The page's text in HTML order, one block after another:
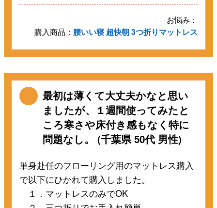
お悩み：
購入商品： 腰いい寝 超快朝 3つ折りマットレス
最初は薄くて大丈夫かなと思い
ましたが、１週間使ってみたと
ころ寒さや床付き感もなく特に
問題なし。 (千葉県 50代 男性)
単身赴任のフローリング用のマットレス購入
で以下にひかれて購入しました。
１．マットレスのみでOK